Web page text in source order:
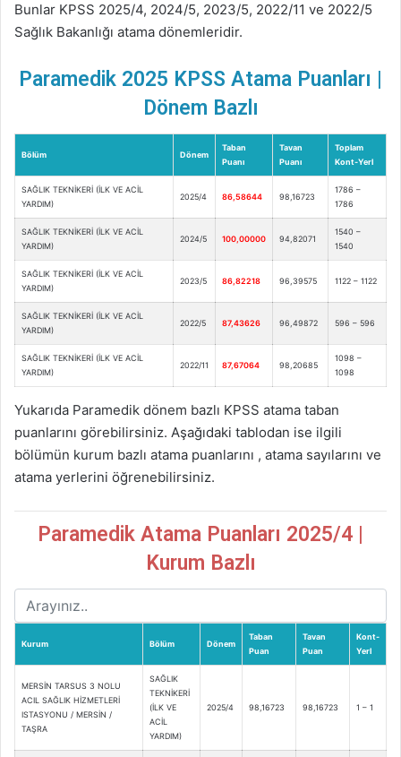
Bunlar KPSS 2025/4, 2024/5, 2023/5, 2022/11 ve 2022/5
Sağlık Bakanlığı atama dönemleridir.
Paramedik 2025 KPSS Atama Puanları |
Dönem Bazlı
Bölüm Dönem
Taban
Puanı
Tavan
Puanı
Toplam
Kont-Yerl
SAĞLIK TEKNİKERİ (İLK VE ACİL
YARDIM)
2025/4 86,58644 98,16723
1786 –
1786
SAĞLIK TEKNİKERİ (İLK VE ACİL
YARDIM)
2024/5 100,00000 94,82071
1540 –
1540
SAĞLIK TEKNİKERİ (İLK VE ACİL
YARDIM)
2023/5 86,82218 96,39575 1122 – 1122
SAĞLIK TEKNİKERİ (İLK VE ACİL
YARDIM)
2022/5 87,43626 96,49872 596 – 596
SAĞLIK TEKNİKERİ (İLK VE ACİL
YARDIM)
2022/11 87,67064 98,20685
1098 –
1098
Yukarıda Paramedik dönem bazlı KPSS atama taban
puanlarını görebilirsiniz. Aşağıdaki tablodan ise ilgili
bölümün kurum bazlı atama puanlarını , atama sayılarını ve
atama yerlerini öğrenebilirsiniz.
Paramedik Atama Puanları 2025/4 |
Kurum Bazlı
Kurum Bölüm Dönem
Taban
Puan
Tavan
Puan
Kont-
Yerl
MERSİN TARSUS 3 NOLU
ACIL SAĞLIK HİZMETLERİ
ISTASYONU / MERSİN /
TAŞRA
SAĞLIK
TEKNİKERİ
(İLK VE
ACİL
YARDIM)
2025/4 98,16723 98,16723 1 – 1